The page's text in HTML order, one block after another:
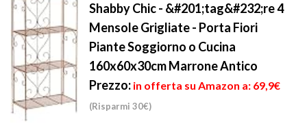
Shabby Chic - &#201;tag&#232;re 4
Mensole Grigliate - Porta Fiori
Piante Soggiorno o Cucina
160x60x30cm Marrone Antico
Prezzo: in offerta su Amazon a: 69,9€
(Risparmi 30€)